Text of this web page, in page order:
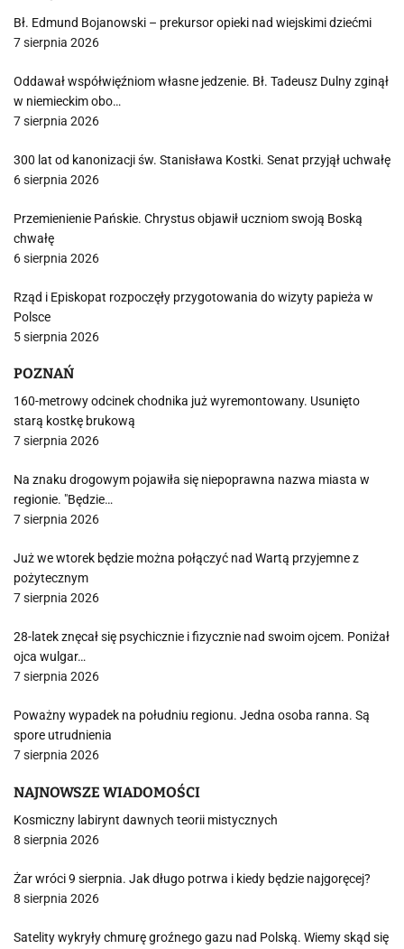
Bł. Edmund Bojanowski – prekursor opieki nad wiejskimi dziećmi
7 sierpnia 2026
Oddawał współwięźniom własne jedzenie. Bł. Tadeusz Dulny zginął
w niemieckim obo…
7 sierpnia 2026
300 lat od kanonizacji św. Stanisława Kostki. Senat przyjął uchwałę
6 sierpnia 2026
Przemienienie Pańskie. Chrystus objawił uczniom swoją Boską
chwałę
6 sierpnia 2026
Rząd i Episkopat rozpoczęły przygotowania do wizyty papieża w
Polsce
5 sierpnia 2026
POZNAŃ
160-metrowy odcinek chodnika już wyremontowany. Usunięto
starą kostkę brukową
7 sierpnia 2026
Na znaku drogowym pojawiła się niepoprawna nazwa miasta w
regionie. "Będzie…
7 sierpnia 2026
Już we wtorek będzie można połączyć nad Wartą przyjemne z
pożytecznym
7 sierpnia 2026
28-latek znęcał się psychicznie i fizycznie nad swoim ojcem. Poniżał
ojca wulgar…
7 sierpnia 2026
Poważny wypadek na południu regionu. Jedna osoba ranna. Są
spore utrudnienia
7 sierpnia 2026
NAJNOWSZE WIADOMOŚCI
Kosmiczny labirynt dawnych teorii mistycznych
8 sierpnia 2026
Żar wróci 9 sierpnia. Jak długo potrwa i kiedy będzie najgoręcej?
8 sierpnia 2026
Satelity wykryły chmurę groźnego gazu nad Polską. Wiemy skąd się